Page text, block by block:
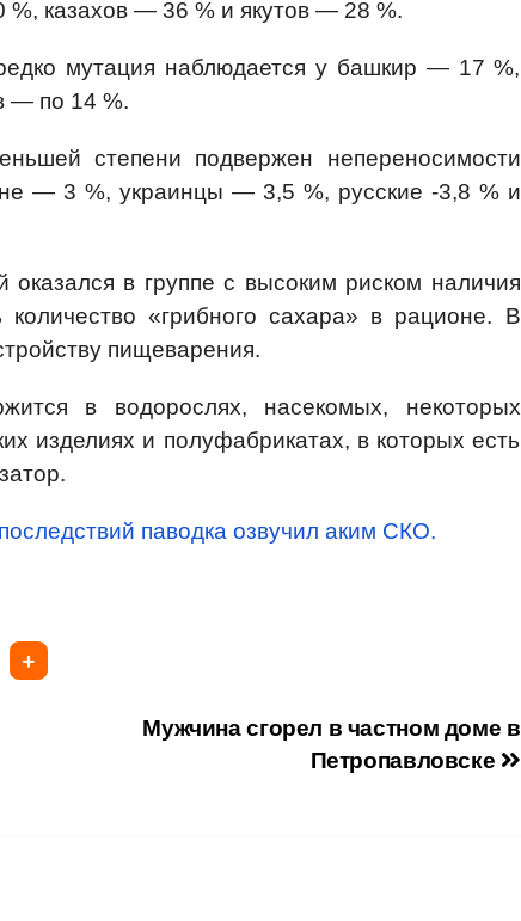
%, казахов — 36 % и якутов — 28 %.
мутация наблюдается у башкир — 17 %,
— по 14 %.
степени подвержен непереносимости
— 3 %, украинцы — 3,5 %, русские -3,8 % и
оказался в группе с высоким риском наличия
«грибного сахара» в рационе. В
пищеварения.
в водорослях, насекомых, некоторых
изделиях и полуфабрикатах, в которых есть
паводка озвучил аким СКО.
Мужчина сгорел в частном доме в
Петропавловске